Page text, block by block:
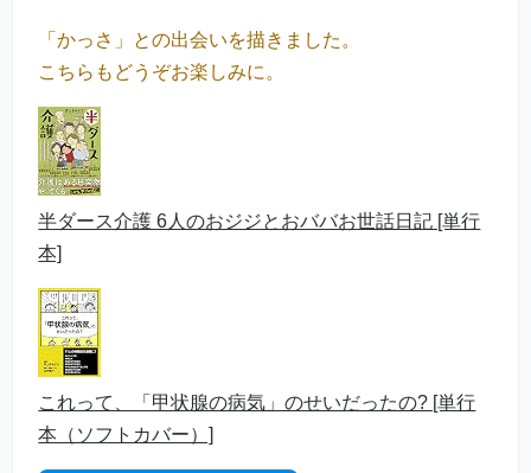
「かっさ」との出会いを描きました。
こちらもどうぞお楽しみに。
半ダース介護 6人のおジジとおババお世話日記 [単行
本]
これって、「甲状腺の病気」のせいだったの? [単行
本（ソフトカバー）]